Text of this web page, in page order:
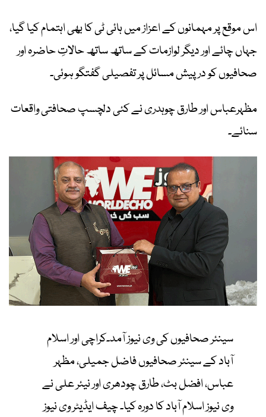
اس موقع پر مہمانوں کے اعزاز میں ہائی ٹی کا بھی اہتمام کیا گیا،
جہاں چائے اور دیگر لوازمات کے ساتھ ساتھ حالاتِ حاضرہ اور
صحافیوں کو درپیش مسائل پر تفصیلی گفتگو ہوئی۔
مظہرعباس اور طارق چوہدری نے کئی دلچسپ صحافتی واقعات
سنائے۔
سینئر صحافیوں کی وی نیوز آمد۔کراچی اور اسلام
آباد کے سینئر صحافیوں فاضل جمیلی، مظہر
عباس، افضل بٹ، طارق چودھری اور نیئر علی نے
وی نیوز اسلام آباد کا دورہ کیا۔ چیف ایڈیٹر وی نیوز